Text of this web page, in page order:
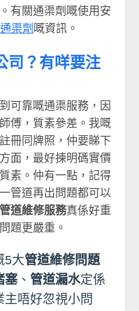
有關通渠劑嘅使用安
渠劑 嘅資訊。
司？有咩要注
可靠嘅通渠服務，因
傅，質素參差。我嘅
冊同牌照，仲要睇下
面，最好揀明碼實價
素。仲有一點，記得
管道再出問題都可以
管道維修服務真係好重
題更嚴重。
5大管道維修問題
塞 、 管道漏水定係
唔好忽視小問